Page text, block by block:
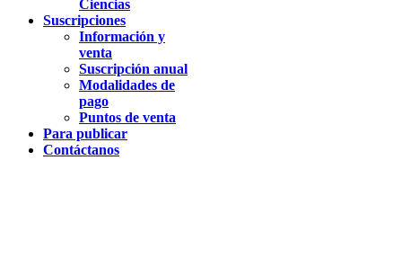
Ciencias
Suscripciones
Información y
venta
Suscripción anual
Modalidades de
pago
Puntos de venta
Para publicar
Contáctanos